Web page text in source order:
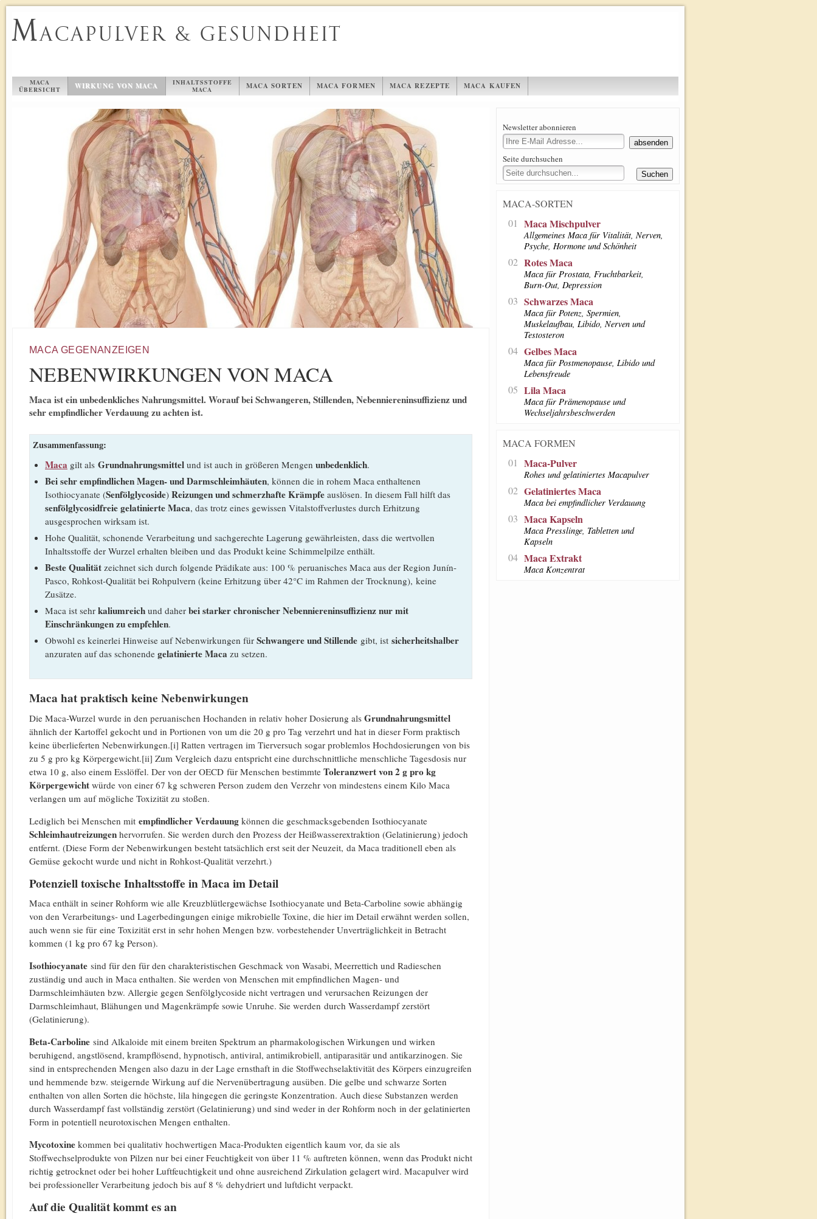
MACAPULVER & GESUNDHEIT
MACA
ÜBERSICHT
WIRKUNG VON MACA
INHALTSSTOFFE
MACA
MACA SORTEN MACA FORMEN MACA REZEPTE MACA KAUFEN
MACA GEGENANZEIGEN
NEBENWIRKUNGEN VON MACA
Maca ist ein unbedenkliches Nahrungsmittel. Worauf bei Schwangeren, Stillenden, Nebenniereninsuffizienz und
sehr empfindlicher Verdauung zu achten ist.
Zusammenfassung:
Maca gilt als Grundnahrungsmittel und ist auch in größeren Mengen unbedenklich.
Bei sehr empfindlichen Magen- und Darmschleimhäuten, können die in rohem Maca enthaltenen
Isothiocyanate (Senfölglycoside) Reizungen und schmerzhafte Krämpfe auslösen. In diesem Fall hilft das
senfölglycosidfreie gelatinierte Maca, das trotz eines gewissen Vitalstoffverlustes durch Erhitzung
ausgesprochen wirksam ist.
Hohe Qualität, schonende Verarbeitung und sachgerechte Lagerung gewährleisten, dass die wertvollen
Inhaltsstoffe der Wurzel erhalten bleiben und das Produkt keine Schimmelpilze enthält.
Beste Qualität zeichnet sich durch folgende Prädikate aus: 100 % peruanisches Maca aus der Region Junín-
Pasco, Rohkost-Qualität bei Rohpulvern (keine Erhitzung über 42°C im Rahmen der Trocknung), keine
Zusätze.
Maca ist sehr kaliumreich und daher bei starker chronischer Nebenniereninsuffizienz nur mit
Einschränkungen zu empfehlen.
Obwohl es keinerlei Hinweise auf Nebenwirkungen für Schwangereund Stillende gibt, ist sicherheitshalber
anzuraten auf das schonende gelatinierte Maca zu setzen.
Maca hat praktisch keine Nebenwirkungen
Die Maca-Wurzel wurde in den peruanischen Hochanden in relativ hoher Dosierung als Grundnahrungsmittel
ähnlich der Kartoffel gekocht und in Portionen von um die 20 g pro Tag verzehrt und hat in dieser Form praktisch
keine überlieferten Nebenwirkungen.[i] Ratten vertragen im Tierversuch sogar problemlos Hochdosierungen von bis
zu 5 g pro kg Körpergewicht.[ii] Zum Vergleich dazu entspricht eine durchschnittliche menschliche Tagesdosis nur
etwa 10 g, also einem Esslöffel. Der von der OECD für Menschen bestimmte Toleranzwert von 2 g pro kg
Körpergewicht würde von einer 67 kg schweren Person zudem den Verzehr von mindestens einem Kilo Maca
verlangen um auf mögliche Toxizität zu stoßen.
Lediglich bei Menschen mit empfindlicher Verdauung können die geschmacksgebenden Isothiocyanate
Schleimhautreizungen hervorrufen. Sie werden durch den Prozess der Heißwasserextraktion (Gelatinierung) jedoch
entfernt. (Diese Form der Nebenwirkungen besteht tatsächlich erst seit der Neuzeit, da Maca traditionell eben als
Gemüse gekocht wurde und nicht in Rohkost-Qualität verzehrt.)
Potenziell toxische Inhaltsstoffe in Maca im Detail
Maca enthält in seiner Rohform wie alle Kreuzblütlergewächse Isothiocyanate und Beta-Carboline sowie abhängig
von den Verarbeitungs- und Lagerbedingungen einige mikrobielle Toxine, die hier im Detail erwähnt werden sollen,
auch wenn sie für eine Toxizität erst in sehr hohen Mengen bzw. vorbestehender Unverträglichkeit in Betracht
kommen (1 kg pro 67 kg Person).
Isothiocyanate sind für den für den charakteristischen Geschmack von Wasabi, Meerrettich und Radieschen
zuständig und auch in Maca enthalten. Sie werden von Menschen mit empfindlichen Magen- und
Darmschleimhäuten bzw. Allergie gegen Senfölglycoside nicht vertragen und verursachen Reizungen der
Darmschleimhaut, Blähungen und Magenkrämpfe sowie Unruhe. Sie werden durch Wasserdampf zerstört
(Gelatinierung).
Beta-Carboline sind Alkaloide mit einem breiten Spektrum an pharmakologischen Wirkungen und wirken
beruhigend, angstlösend, krampflösend, hypnotisch, antiviral, antimikrobiell, antiparasitär und antikarzinogen. Sie
sind in entsprechenden Mengen also dazu in der Lage ernsthaft in die Stoffwechselaktivität des Körpers einzugreifen
und hemmende bzw. steigernde Wirkung auf die Nervenübertragung ausüben. Die gelbe und schwarze Sorten
enthalten von allen Sorten die höchste, lila hingegen die geringste Konzentration. Auch diese Substanzen werden
durch Wasserdampf fast vollständig zerstört (Gelatinierung) und sind weder in der Rohform noch in der gelatinierten
Form in potentiell neurotoxischen Mengen enthalten.
Mycotoxine kommen bei qualitativ hochwertigen Maca-Produkten eigentlich kaum vor, da sie als
Stoffwechselprodukte von Pilzen nur bei einer Feuchtigkeit von über 11 % auftreten können, wenn das Produkt nicht
richtig getrocknet oder bei hoher Luftfeuchtigkeit und ohne ausreichend Zirkulation gelagert wird. Macapulver wird
bei professioneller Verarbeitung jedoch bis auf 8 % dehydriert und luftdicht verpackt.
Auf die Qualität kommt es an
Newsletter abonnieren
Seite durchsuchen
MACA-SORTEN
01
Maca Mischpulver
Allgemeines Maca für Vitalität, Nerven,
Psyche, Hormone und Schönheit
02 Rotes Maca
Maca für Prostata, Fruchtbarkeit,
Burn-Out, Depression
03 Schwarzes Maca
Maca für Potenz, Spermien,
Muskelaufbau, Libido, Nerven und
Testosteron
04 Gelbes Maca
Maca für Postmenopause, Libido und
Lebensfreude
05 Lila Maca
Maca für Prämenopause und
Wechseljahrsbeschwerden
MACA FORMEN
01
Maca-Pulver
Rohes und gelatiniertes Macapulver
02 Gelatiniertes Maca
Maca bei empfindlicher Verdauung
03 Maca Kapseln
Maca Presslinge, Tabletten und
Kapseln
04 Maca Extrakt
Maca Konzentrat